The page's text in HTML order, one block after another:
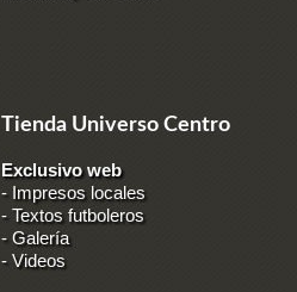
Tienda Universo Centro
Exclusivo web
- Impresos locales
- Textos futboleros
-Galería
-Videos